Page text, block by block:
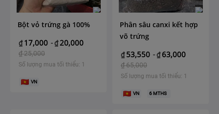
Bột vỏ trứng gà 100%
₫ 17,000 -₫ 20,000
₫25,000
Số lượng mua tối thiểu: 1
VN
Phân sâu canxi kết hợp
võ trứng
₫ 53,550 -₫ 63,000
₫65,000
Số lượng mua tối thiểu: 1
VN 6 MTHS